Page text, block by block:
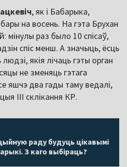
, як і Бабарыка,
на восень. На гэта Брухан
мінулы раз было 10 спісаў,
спіс менш. А значыць, ёсць
якія лічаць гэты орган
не зменяць гэтага
яшчэ два гады таму ведалі,
III склікання КР.
раду будуць цікавымі
З каго выбіраць?